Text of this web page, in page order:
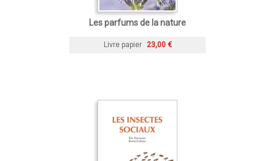
Les parfums de la nature
Livre papier 23,00 €